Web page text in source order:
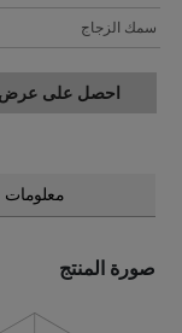
سمك الزجاج
احصل على عرض
معلومات
صورة المنتج